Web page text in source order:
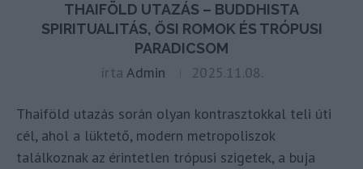
THAIFÖLD UTAZÁS – BUDDHISTA
SPIRITUALITÁS, ŐSI ROMOK ÉS TRÓPUSI
PARADICSOM
írta Admin 2025.11.08.
Thaiföld utazás során olyan kontrasztokkal teli úti
cél, ahol a lüktető, modern metropoliszok
találkoznak az érintetlen trópusi szigetek, a buja